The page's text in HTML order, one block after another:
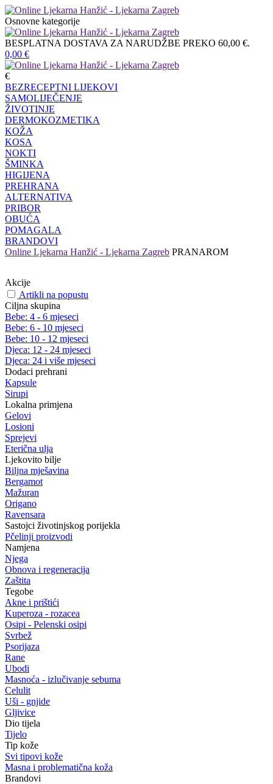
Osnovne kategorije
BESPLATNA DOSTAVA ZA NARUDŽBE PREKO 60,00 €.
0,00 €
€
BEZRECEPTNI LIJEKOVI
SAMOLIJEČENJE
ŽIVOTINJE
DERMOKOZMETIKA
KOŽA
KOSA
NOKTI
ŠMINKA
HIGIJENA
PREHRANA
ALTERNATIVA
PRIBOR
OBUĆA
POMAGALA
BRANDOVI
Online Ljekarna Hanžić - Ljekarna Zagreb PRANAROM
Akcije
Artikli na popustu
Ciljna skupina
Bebe: 4 - 6 mjeseci
Bebe: 6 - 10 mjeseci
Bebe: 10 - 12 mjeseci
Djeca: 12 - 24 mjeseci
Djeca: 24 i više mjeseci
Dodaci prehrani
Kapsule
Sirupi
Lokalna primjena
Gelovi
Losioni
Sprejevi
Eterična ulja
Ljekovito bilje
Biljna mješavina
Bergamot
Mažuran
Origano
Ravensara
Sastojci životinjskog porijekla
Pčelinji proizvodi
Namjena
Njega
Obnova i regeneracija
Zaštita
Tegobe
Akne i prištići
Kuperoza - rozacea
Osipi - Pelenski osipi
Svrbež
Psorijaza
Rane
Ubodi
Masnoća - izlučivanje sebuma
Celulit
Uši - gnjide
Gljivice
Dio tijela
Tijelo
Tip kože
Svi tipovi kože
Masna i problematična koža
Brandovi